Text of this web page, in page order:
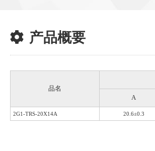
产品概要
品名
A
2G1-TRS-20X14A 20.6±0.3